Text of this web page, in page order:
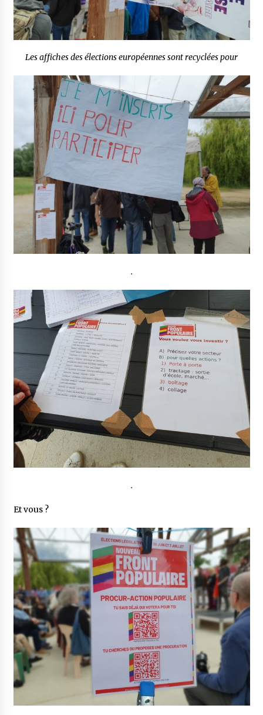
Les affiches des élections européennes sont recyclées pour
.
.
Et vous ?